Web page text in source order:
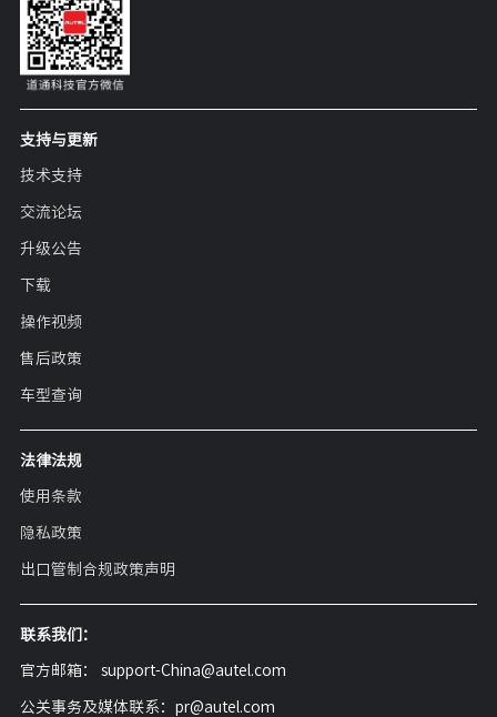
支持与更新
技术支持
交流论坛
升级公告
下载
操作视频
售后政策
车型查询
法律法规
使用条款
隐私政策
出口管制合规政策声明
联系我们：
官方邮箱： support-China@autel.com
公关事务及媒体联系：pr@autel.com